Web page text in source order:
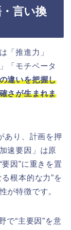
・言い換
「推進力」
「モチベータ
違いを把握し
さが生まれま
あり、計画を押
速要因」は原
因”に重きを置
根本的な力”を
が特徴です。
で“主要因”を意